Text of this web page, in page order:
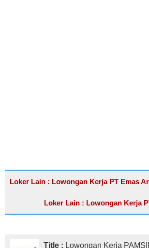
Loker Lain : Lowongan Kerja PT Emas
Loker Lain : Lowongan Kerja
Title : Lowongan Kerja